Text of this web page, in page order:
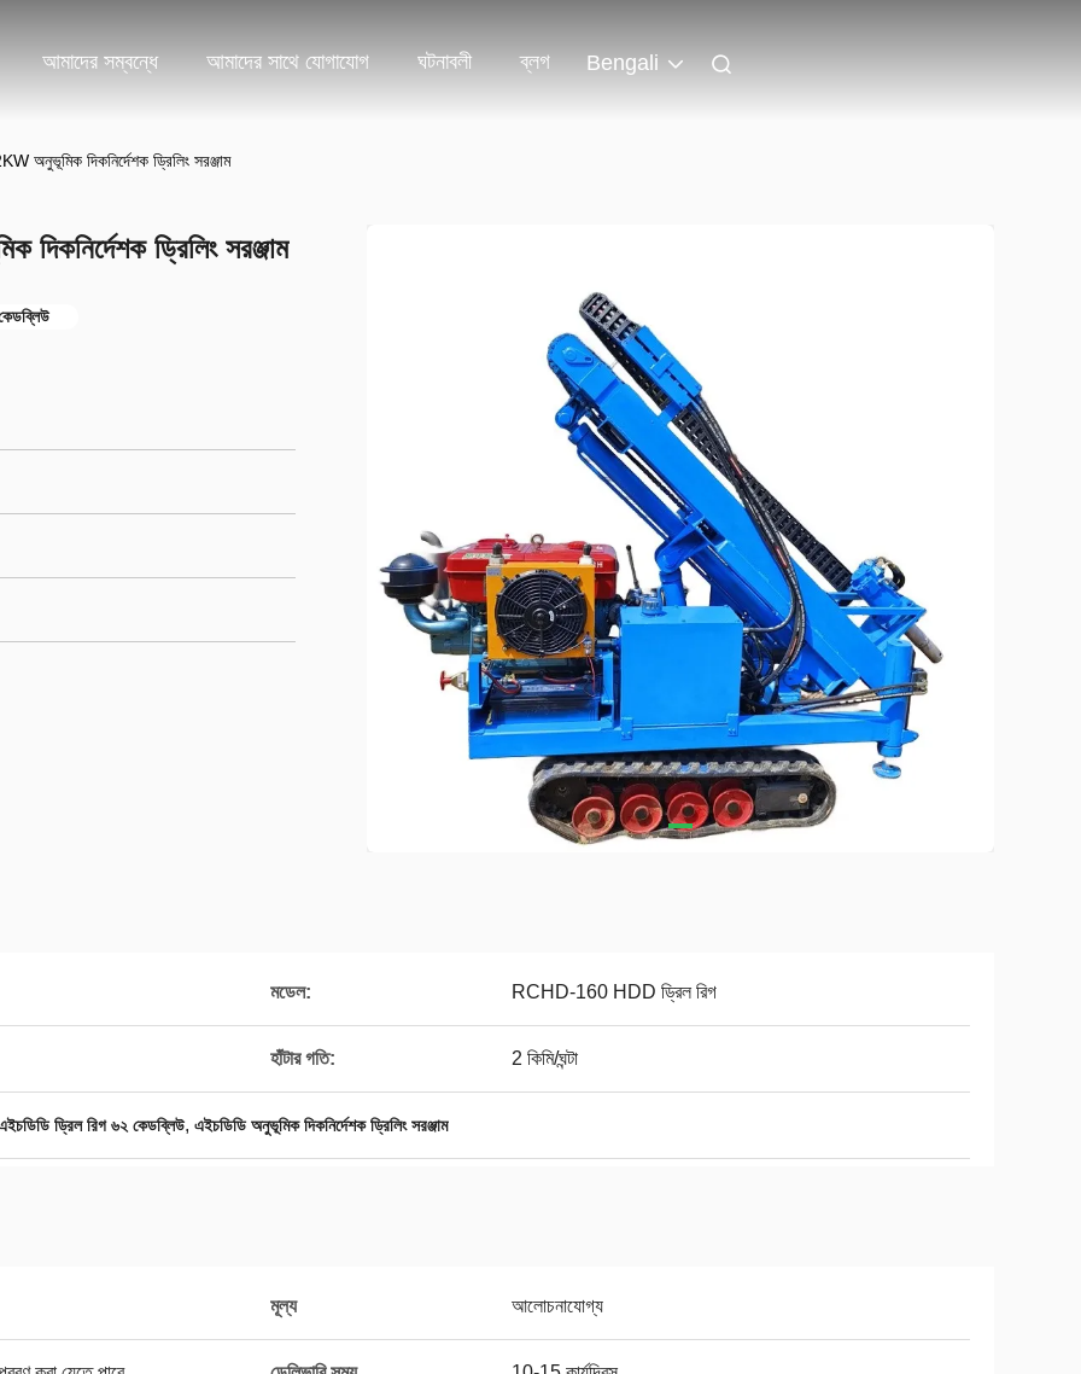
আমাদের সম্বন্ধে আমাদের সাথে যোগাযোগ ঘটনাবলী ব্লগ Bengali
অনুভূমিক দিকনির্দেশক ড্রিলিং সরঞ্জাম
ড্রিলিং সরঞ্জাম
মডেল: RCHD-160 HDD ড্রিল রিগ
হাঁটার গতি: 2 কিমি/ঘন্টা
ড্রিল রিগ ৬২ কেডব্লিউ, এইচডিডি অনুভূমিক দিকনির্দেশক ড্রিলিং সরঞ্জাম
মূল্য আলোচনাযোগ্য